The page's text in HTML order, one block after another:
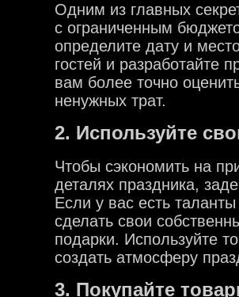
Одним из главных
с ограниченным
определите дату и
гостей и разработайте
вам более точно
ненужных трат.
2. Используйте
Чтобы сэкономить на
деталях праздника,
Если у вас есть
сделать свои
подарки. Используйте
создать атмосферу
3. Покупайте